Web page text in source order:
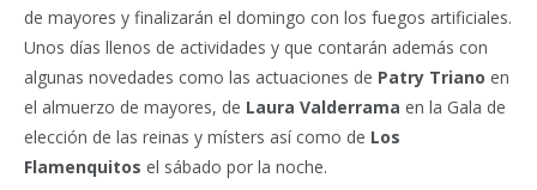
de mayores y finalizarán el domingo con los fuegos artificiales.
Unos días llenos de actividades y que contarán además con
algunas novedades como las actuaciones de Patry Triano en
el almuerzo de mayores, de Laura Valderrama en la Gala de
elección de las reinas y místers así como de Los
Flamenquitos el sábado por la noche.